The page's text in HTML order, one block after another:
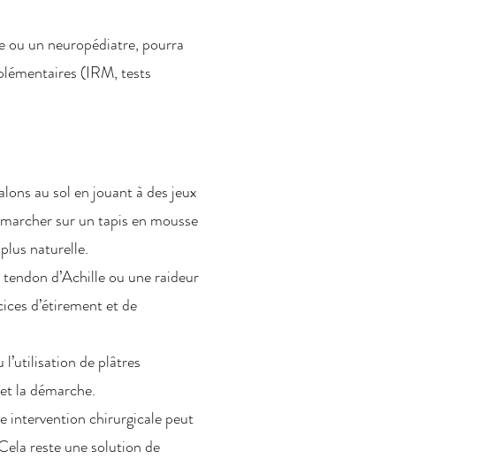
ou un neuropédiatre, pourra
(IRM, tests
au sol en jouant à des jeux
sur un tapis en mousse
naturelle.
d’Achille ou une raideur
d’étirement et de
l’utilisation de plâtres
la démarche.
intervention chirurgicale peut
reste une solution de